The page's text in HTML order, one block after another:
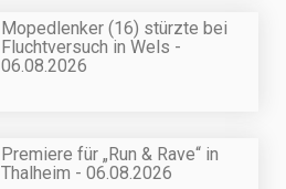
Mopedlenker (16) stürzte bei
Fluchtversuch in Wels -
06.08.2026
Premiere für „Run & Rave“ in
Thalheim - 06.08.2026